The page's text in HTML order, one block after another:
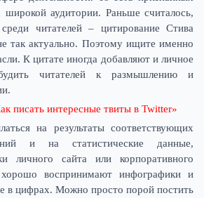
широкой аудитории. Раньше считалось,
читателей – цитирование Стива
так актуально. Поэтому ищите именно
К цитате иногда добавляют и личное
читателей к размышлению и
писать интересные твиты в Twitter»
на результаты соответствующих
и на статистические данные,
личного сайта или корпоративного
воспринимают инфографики и
в цифрах. Можно просто порой постить